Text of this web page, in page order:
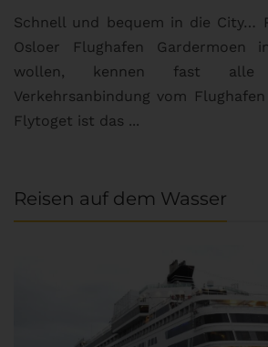
Schnell und bequem in die City…
Osloer Flughafen Gardermoen
wollen, kennen fast alle
Verkehrsanbindung vom
Flytoget ist das ...
Reisen auf dem Wasser